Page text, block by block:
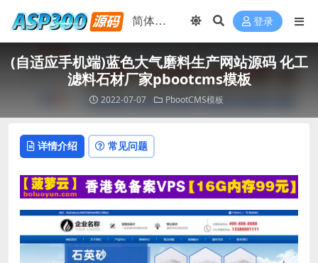
登录
(自适应手机端)蓝色大气磨料生产网站源码 化工
滤料石材厂家pbootcms模板
2022-07-07 PbootCMS模板
详情介绍 常见问题